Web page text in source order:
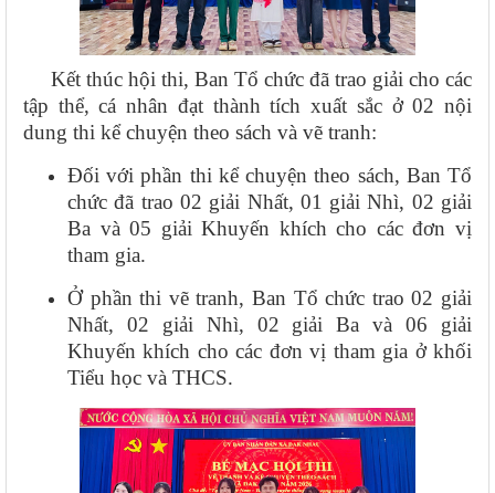
Kết thúc hội thi, Ban Tổ chức đã trao giải cho các
tập thể, cá nhân đạt thành tích xuất sắc ở 02 nội
dung thi kể chuyện theo sách và vẽ tranh:
Đối với phần thi kể chuyện theo sách, Ban Tổ
chức đã trao 02 giải Nhất, 01 giải Nhì, 02 giải
Ba và 05 giải Khuyến khích cho các đơn vị
tham gia.
Ở phần thi vẽ tranh, Ban Tổ chức trao 02 giải
Nhất, 02 giải Nhì, 02 giải Ba và 06 giải
Khuyến khích cho các đơn vị tham gia ở khối
Tiểu học và THCS.